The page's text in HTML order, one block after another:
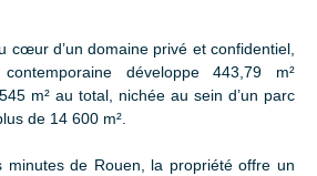
cœur d’un domaine privé et confidentiel,
développe 443,79 m²
m² au total, nichée au sein d’un parc
de 14 600 m².
minutes de Rouen, la propriété offre un